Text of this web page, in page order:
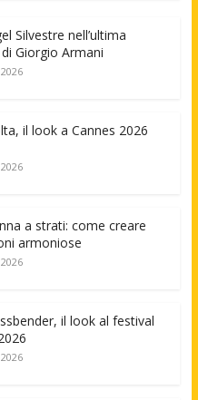
Silvestre nell’ultima
Giorgio Armani
il look a Cannes 2026
a strati: come creare
armoniose
il look al festival